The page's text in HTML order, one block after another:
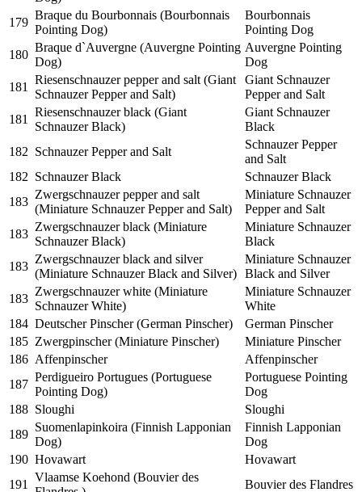
179
Braque du Bourbonnais (Bourbonnais
Pointing Dog)
Bourbonnais
Pointing Dog
180
Braque d`Auvergne (Auvergne Pointing
Dog)
Auvergne Pointing
Dog
181
Riesenschnauzer pepper and salt (Giant
Schnauzer Pepper and Salt)
Giant Schnauzer
Pepper and Salt
181
Riesenschnauzer black (Giant
Schnauzer Black)
Giant Schnauzer
Black
182 Schnauzer Pepper and Salt
Schnauzer Pepper
and Salt
182 Schnauzer Black
Schnauzer Black
183
Zwergschnauzer pepper and salt
(Miniature Schnauzer Pepper and Salt)
Miniature Schnauzer
Pepper and Salt
183
Zwergschnauzer black (Miniature
Schnauzer Black)
Miniature Schnauzer
Black
183
Zwergschnauzer black and silver
(Miniature Schnauzer Black and Silver)
Miniature Schnauzer
Black and Silver
183
Zwergschnauzer white (Miniature
Schnauzer White)
Miniature Schnauzer
White
184 Deutscher Pinscher (German Pinscher)
German Pinscher
185 Zwergpinscher (Miniature Pinscher)
Miniature Pinscher
186 Affenpinscher
Affenpinscher
187
Perdigueiro Portugues (Portuguese
Pointing Dog)
Portuguese Pointing
Dog
188 Sloughi
Sloughi
189
Suomenlapinkoira (Finnish Lapponian
Dog)
Finnish Lapponian
Dog
190 Hovawart
Hovawart
191
Vlaamse Koehond (Bouvier des
Bouvier des Flandres